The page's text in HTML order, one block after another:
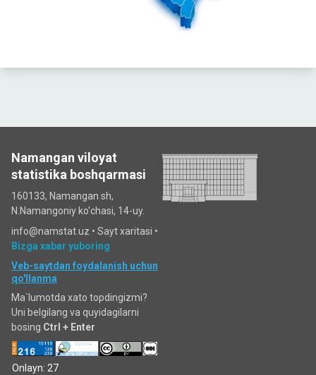
Namangan viloyat
statistika boshqarmasi
160133, Namangan sh,
N.Namangoniy ko'chasi, 14-uy.
info@namstat.uz • Sayt xaritasi •
Bizga xabar yuboring
Veb-saytdan foydalanish uchun
qo'llanma
Ma`lumotda xato topdingizmi?
Uni belgilang va quyidagilarni
bosing Ctrl + Enter
Onlayn: 27